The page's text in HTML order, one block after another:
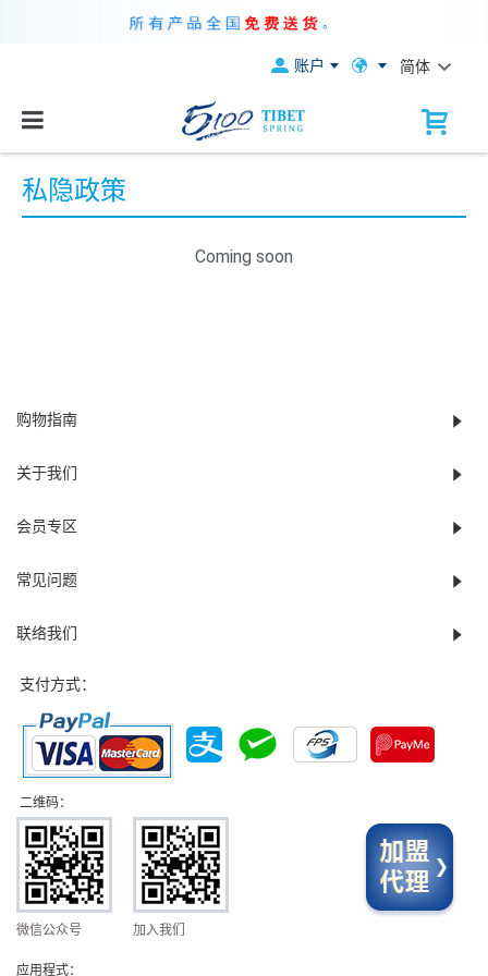
账户 简体
私隐政策
Coming soon
购物指南
关于我们
会员专区
常见问题
联络我们
支付方式：
二维码：
微信公众号 加入我们
应用程式：